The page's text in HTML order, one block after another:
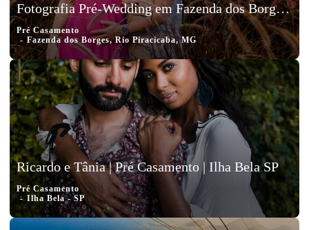
Fotografia Pré-Wedding em Fazenda dos Borges, Rio Piracicaba, MG, Yuri e Bárbara
Pré Casamento
Fazenda dos Borges, Rio Piracicaba, MG
Ricardo e Tânia | Pré Casamento | Ilha Bela SP
Pré Casamento
Ilha Bela - SP